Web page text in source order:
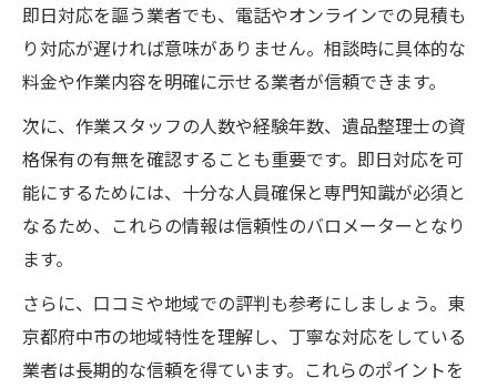
即日対応を謳う業者でも、電話やオンラインでの見積も
り対応が遅ければ意味がありません。相談時に具体的な
料金や作業内容を明確に示せる業者が信頼できます。
次に、作業スタッフの人数や経験年数、遺品整理士の資
格保有の有無を確認することも重要です。即日対応を可
能にするためには、十分な人員確保と専門知識が必須と
なるため、これらの情報は信頼性のバロメーターとなり
ます。
さらに、口コミや地域での評判も参考にしましょう。東
京都府中市の地域特性を理解し、丁寧な対応をしている
業者は長期的な信頼を得ています。これらのポイントを